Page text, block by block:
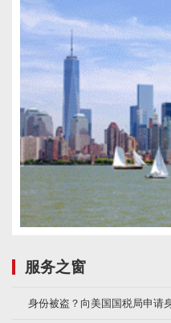
服务之窗
身份被盗？向美国国税局申请